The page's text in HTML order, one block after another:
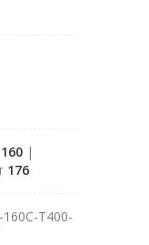
160 |
176
Т400-